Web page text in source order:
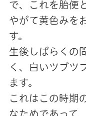
で、これを胎便
やがて黄色みを
す。
生後しばらくの
く、白いツブツ
ます。
これはこの時期
なためであって